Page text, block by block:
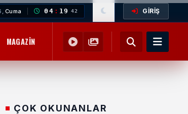
Cuma 04 : 19 43 GİRİŞ
MAGAZIN YEMEK TARIFLERI SAĞLIK
ÇOK OKUNANLAR